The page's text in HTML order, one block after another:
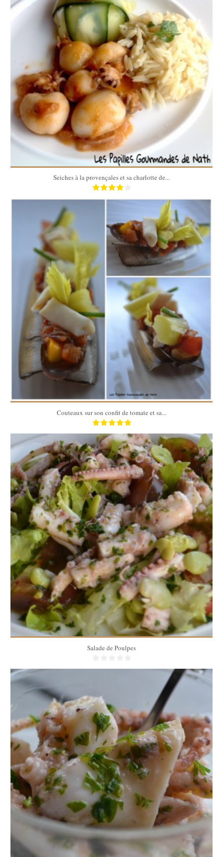
4
40 Min
Seiches à la provençales et sa charlotte de...
8
4
35 Min
Couteaux sur son confit de tomate et sa...
4
60 Min
Salade de Poulpes
6
60 Min